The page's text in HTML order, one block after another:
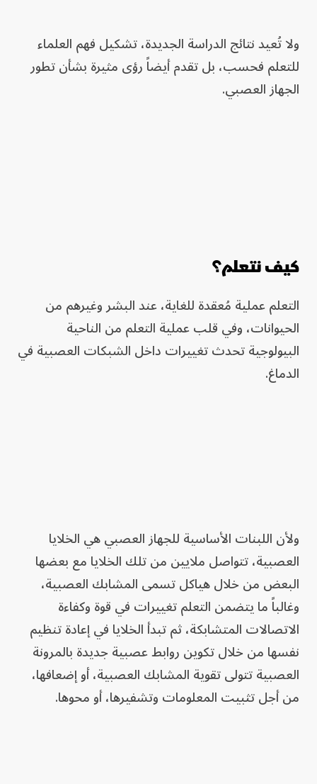
ولا تُعيد نتائج الدراسة الجديدة، تشكيل فهم العلماء
للتعلم فحسب، بل تقدم أيضاً رؤى مثيرة بشأن تطور
الجهاز العصبي.
كيف نتعلم؟
التعلم عملية مُعقدة للغاية، عند البشر وغيرهم من
الحيوانات، وفي قلب عملية التعلم من الناحية
البيولوجية تحدث تغييرات داخل الشبكات العصبية في
الدماغ.
ولأن اللبنات الأساسية للجهاز العصبي هي الخلايا
العصبية، تتواصل ملايين من تلك الخلايا مع بعضها
البعض من خلال هياكل تسمى المشابك العصبية،
وغالباً ما يتضمن التعلم تغييرات في قوة وكفاءة
الاتصالات المتشابكة، ثم تبدأ الخلايا في إعادة تنظيم
نفسها من خلال تكوين روابط عصبية جديدة بالمرونة
العصبية تتولى تقوية المشابك العصبية، أو إضعافها،
من أجل تثبيت المعلومات وتشفيرها، أو محوها.